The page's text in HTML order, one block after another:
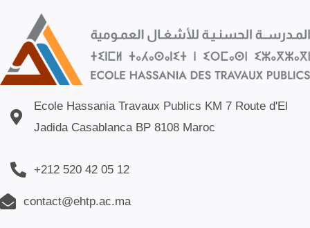
Ecole Hassania Travaux Publics KM 7 Route d'El
Jadida Casablanca BP 8108 Maroc
+212 520 42 05 12
contact@ehtp.ac.ma